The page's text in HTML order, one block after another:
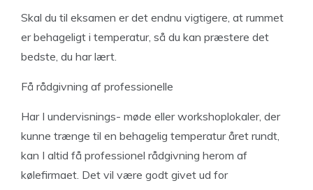
Skal du til eksamen er det endnu vigtigere, at rummet
er behageligt i temperatur, så du kan præstere det
bedste, du har lært.
Få rådgivning af professionelle
Har I undervisnings- møde eller workshoplokaler, der
kunne trænge til en behagelig temperatur året rundt,
kan I altid få professionel rådgivning herom af
kølefirmaet. Det vil være godt givet ud for